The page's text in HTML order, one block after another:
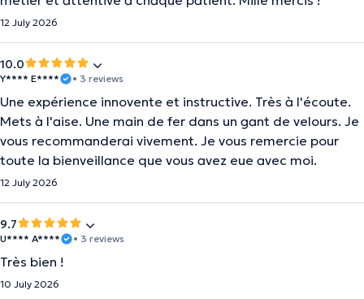
12 July 2026
10.0
Y**** E**** • 3 reviews
Une expérience innovente et instructive. Très à l'écoute.
Mets à l'aise. Une main de fer dans un gant de velours. Je
vous recommanderai vivement. Je vous remercie pour
toute la bienveillance que vous avez eue avec moi.
12 July 2026
9.7
U**** A**** • 3 reviews
Très bien !
10 July 2026